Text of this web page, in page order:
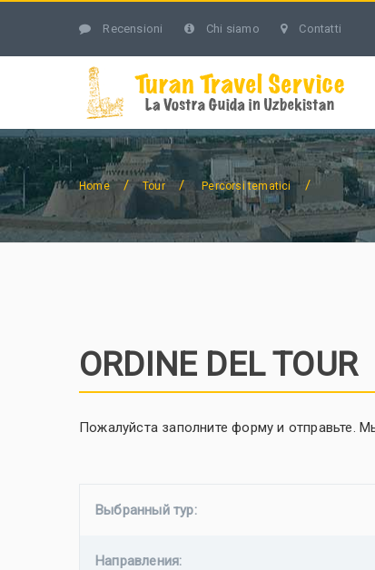
Recensioni Chi siamo Contatti
Home / Tour / Percorsi tematici /
ORDINE DEL TOUR
Пожалуйста заполните форму и отправьте.
Выбранный тур:
Направления: